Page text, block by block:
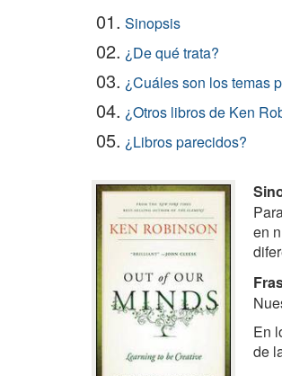
01. Sinopsis
02. ¿De qué trata?
03. ¿Cuáles son los temas
04. ¿Otros libros de Ken
05. ¿Libros parecidos?
en
En
de